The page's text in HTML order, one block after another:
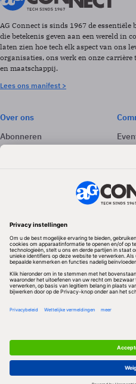
AG Connect is sinds 1967 de
die betekenis geven aan een wereld in
laten zien hoe tech elk aspect van ons
organisaties, ons werk en onze carrière
en maatschappij.
Lees ons manifest >
Over ons
Abonneren
Adverteren
Volg ons
Redactionele partner
Algemene Voorwaarden & Copyrights